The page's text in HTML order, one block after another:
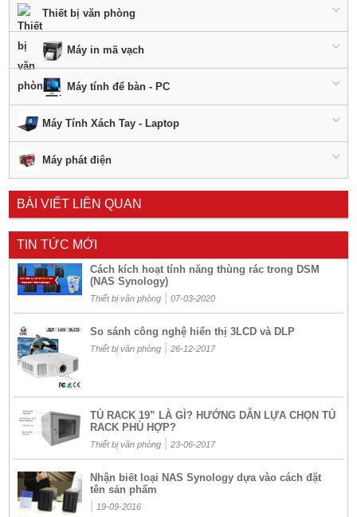
Thiết bị văn phòng
Máy in mã vạch
Máy tính để bàn - PC
Máy Tính Xách Tay - Laptop
Máy phát điện
BÀI VIẾT LIÊN QUAN
TIN TỨC MỚI
Cách kích hoạt tính năng thùng rác trong DSM
(NAS Synology)
Thiết bị văn phòng| 07-03-2020
So sánh công nghệ hiển thị 3LCD và DLP
Thiết bị văn phòng| 26-12-2017
TỦ RACK 19” LÀ GÌ? HƯỚNG DẪN LỰA CHỌN TỦ
RACK PHÙ HỢP?
Thiết bị văn phòng| 23-06-2017
Nhận biết loại NAS Synology dựa vào cách đặt
tên sản phẩm
19-09-2016